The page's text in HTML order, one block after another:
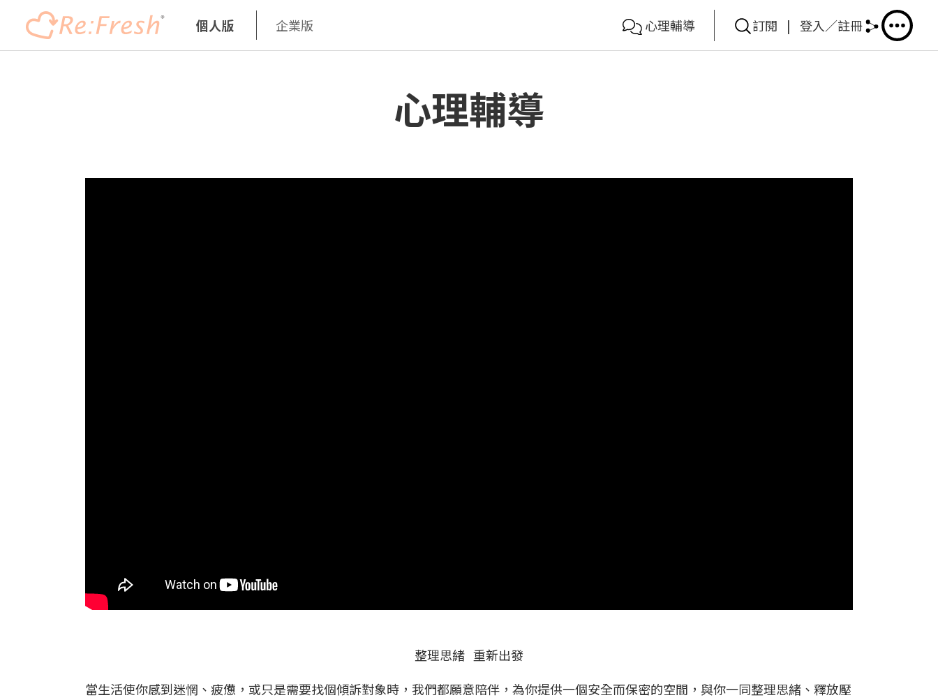
個人版 企業版 心理輔導 訂閱 | 登入／註冊
心理輔導
整理思緒 重新出發
當生活使你感到迷惘、疲憊，或只是需要找個傾訴對象時，我們都願意陪伴，為你提供一個安全而保密的空間，與你一同整理思緒、釋放壓